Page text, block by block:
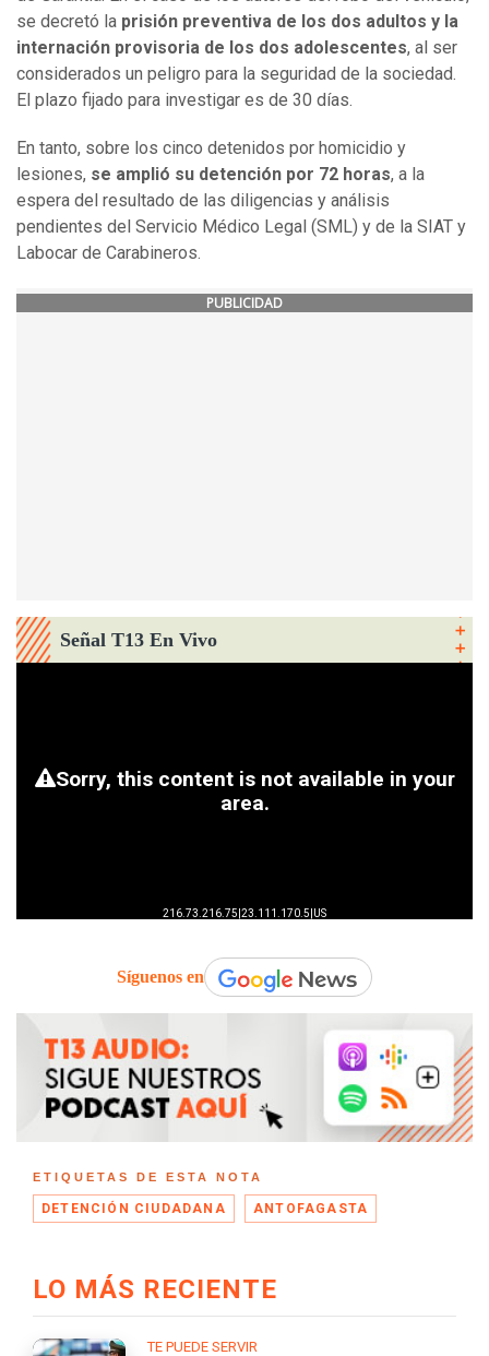
se decretó la prisión preventiva de los dos adultos y la
internación provisoria de los dos adolescentes, al ser
considerados un peligro para la seguridad de la sociedad.
El plazo fijado para investigar es de 30 días.
En tanto, sobre los cinco detenidos por homicidio y
lesiones, se amplió su detención por 72 horas, a la
espera del resultado de las diligencias y análisis
pendientes del Servicio Médico Legal (SML) y de la SIAT y
Labocar de Carabineros.
PUBLICIDAD
Señal T13 En Vivo
Síguenos en
ETIQUETAS DE ESTA NOTA
DETENCIÓN CIUDADANA ANTOFAGASTA
LO MÁS RECIENTE
TE PUEDE SERVIR